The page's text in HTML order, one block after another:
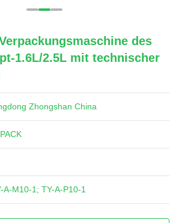
des
1.6L/2.5L mit technischer
Zhongshan China
A-M10-1; TY-A-P10-1